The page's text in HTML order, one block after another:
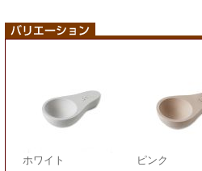
ホワイト ピンク